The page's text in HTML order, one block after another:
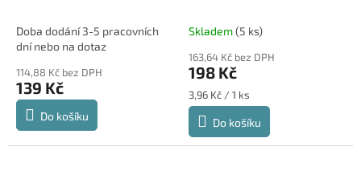
Doba dodání 3-5 pracovních
dní nebo na dotaz
114,88 Kč bez DPH
139 Kč
Do košíku
Skladem(5 ks)
163,64 Kč bez DPH
198 Kč
Měrná
cena:
3,96 Kč / 1 ks
Do košíku